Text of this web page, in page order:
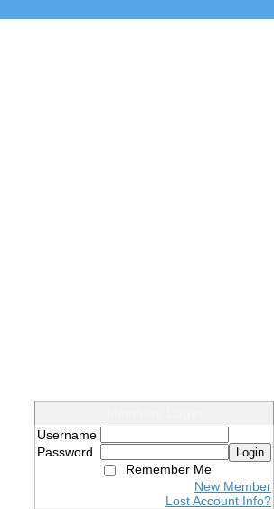
Username
Password
Login
Remember Me
New Member
Lost Account Info?